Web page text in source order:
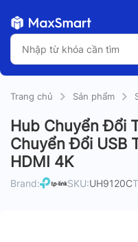
Trang chủ Sản phẩm
Hub Chuyển Đổi
Chuyển Đổi USB
HDMI 4K
Brand: SKU:UH9120C